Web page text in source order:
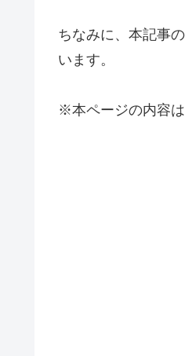
ちなみに、本記事
います。
※本ページの内容